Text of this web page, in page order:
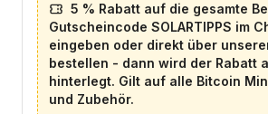
5 % Rabatt auf die gesamte
Gutscheincode SOLARTIPPS im
eingeben oder direkt über
bestellen - dann wird der Rabatt
hinterlegt. Gilt auf alle Bitcoin
und Zubehör.